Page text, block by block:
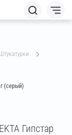
штукатурки
(серый)
Гипстар